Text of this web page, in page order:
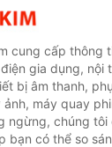
cung cấp thông
gia dụng, nội
bị âm thanh,
máy quay
ngừng, chúng tôi
bạn có thể so